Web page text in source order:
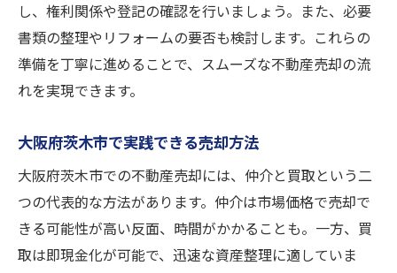
し、権利関係や登記の確認を行いましょう。また、必要
書類の整理やリフォームの要否も検討します。これらの
準備を丁寧に進めることで、スムーズな不動産売却の流
れを実現できます。
大阪府茨木市で実践できる売却方法
大阪府茨木市での不動産売却には、仲介と買取という二
つの代表的な方法があります。仲介は市場価格で売却で
きる可能性が高い反面、時間がかかることも。一方、買
取は即現金化が可能で、迅速な資産整理に適していま